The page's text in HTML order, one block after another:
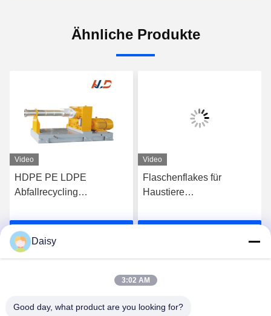
Ähnliche Produkte
Video
HDPE PE LDPE
Abfallrecycling
Kunststoffgranulator
Einschrauber
Video
Flaschenflakes für
Haustiere
Kunststoffflaschen
Daisy
3:02 AM
Good day, what product are you looking for?